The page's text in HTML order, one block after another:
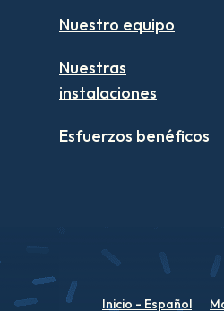
Nuestro equipo
Nuestras
instalaciones
Esfuerzos benéficos
Inicio - Español